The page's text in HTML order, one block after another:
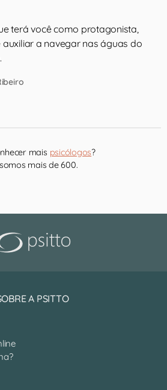
terá você como protagonista,
a navegar nas águas do
mais psicólogos?
mais de 600.
A PSITTO